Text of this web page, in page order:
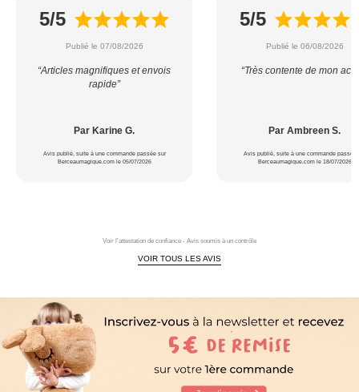
5/5
Publié le 07/08/2026
“Articles magnifiques et envois
rapide”
Par Karine G.
Avis publié, suite à une commande passée sur
Berceaumagique.com le 05/07/2026
5/5
Publié le 06/08/2026
“Très contente de mon
Par Ambreen S.
Avis publié, suite à une commande passée
Berceaumagique.com le 18/07/2026
Voir l'attestation de confiance - Avis soumis à un contrôle
VOIR TOUS LES AVIS